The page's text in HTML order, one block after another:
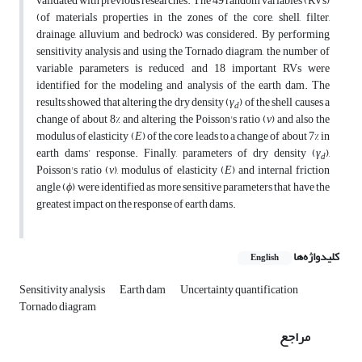
(of materials properties in the zones of the core, shell, filter,
drainage, alluvium and bedrock) was considered. By performing
sensitivity analysis and using the Tornado diagram, the number of
variable parameters is reduced and 18 important RVs were
identified for the modeling and analysis of the earth dam. The
results showed that altering the dry density (γd) of the shell causes a
change of about 8% and altering the Poisson's ratio (ν) and also the
modulus of elasticity (E) of the core leads to a change of about 7% in
earth dams’ response. Finally, parameters of dry density (γd),
Poisson's ratio (ν), modulus of elasticity (E) and internal friction
angle (ϕ) were identified as more sensitive parameters that have the
greatest impact on the response of earth dams.
کلیدواژه‌ها English
Sensitivity analysis Earth dam Uncertainty quantification
Tornado diagram
مراجع